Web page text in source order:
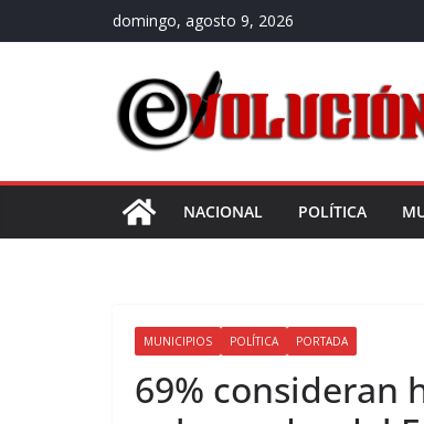
al
domingo, agosto 9, 2026
NACIONAL POLÍTICA
MUNICIPIOS POLÍTICA PORTADA
69% consideran